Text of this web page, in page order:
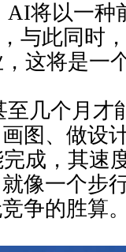
将以一种
与此同时
这将是一
几个月才
图、做设
成，其速
像一个步
争的胜算